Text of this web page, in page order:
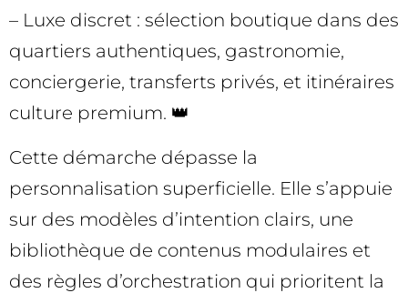
– Luxe discret : sélection boutique dans des
quartiers authentiques, gastronomie,
conciergerie, transferts privés, et itinéraires
culture premium. 👑
Cette démarche dépasse la
personnalisation superficielle. Elle s’appuie
sur des modèles d’intention clairs, une
bibliothèque de contenus modulaires et
des règles d’orchestration qui prioritent la